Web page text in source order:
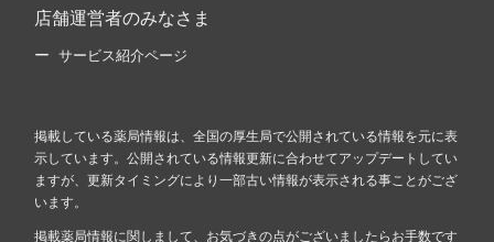
店舗運営者のみなさま
サービス紹介ページ
掲載している薬局情報は、全国の厚生局で公開されている情報を元に表
示しています。公開されている情報更新に合わせてアップデートしてい
ますが、更新タイミングにより一部古い情報が表示される事ことがござ
います。
掲載薬局情報に関しまして、お気づきの点がございましたらお手数です